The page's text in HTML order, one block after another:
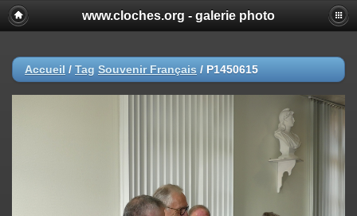
www.cloches.org - galerie photo
Accueil / Tag Souvenir Français / P1450615